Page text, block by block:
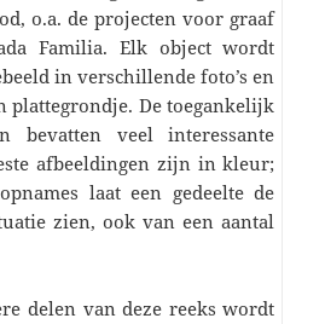
o.a. de projecten voor graaf
Familia. Elk object wordt
in verschillende foto’s en
plattegrondje. De toegankelijk
bevatten veel interessante
afbeeldingen zijn in kleur;
laat een gedeelte de
zien, ook van een aantal
delen van deze reeks wordt